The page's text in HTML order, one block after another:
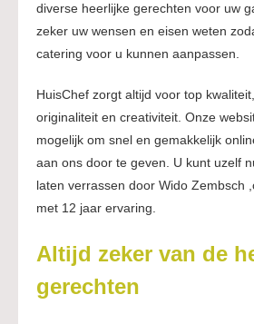
diverse heerlijke gerechten voor uw
zeker uw wensen en eisen weten
catering voor u kunnen aanpassen.
HuisChef zorgt altijd voor top
originaliteit en creativiteit. Onze
mogelijk om snel en gemakkelijk
aan ons door te geven. U kunt uzelf
laten verrassen door Wido Zembsch
met 12 jaar ervaring.
Altijd zeker van de
gerechten